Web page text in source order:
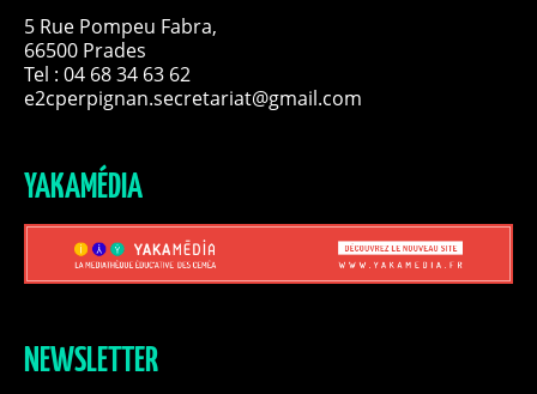
5 Rue Pompeu Fabra,
66500 Prades
Tel : 04 68 34 63 62
e2cperpignan.secretariat@gmail.com
YAKAMÉDIA
NEWSLETTER